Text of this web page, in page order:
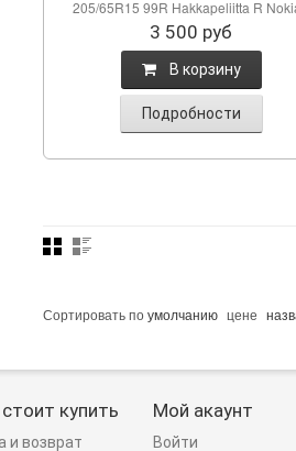
205/65R15 99R Hakkapeliitta R
3 500 руб
B корзину
Подробности
Сортировать поумолчанию цене
купить
и возврат
Мой акаунт
Войти